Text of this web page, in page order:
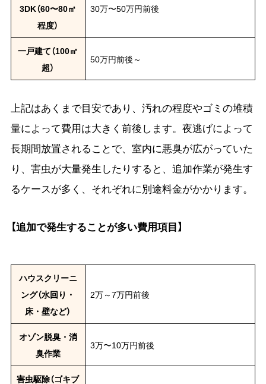
3DK（60〜80㎡
程度）
30万〜50万円前後
一戸建て（100㎡
超）
50万円前後～
上記はあくまで目安であり、汚れの程度やゴミの堆積
量によって費用は大きく前後します。夜逃げによって
長期間放置されることで、室内に悪臭が広がっていた
り、害虫が大量発生したりすると、追加作業が発生す
るケースが多く、それぞれに別途料金がかかります。
【追加で発生することが多い費用項目】
ハウスクリーニ
ング（水回り・
床・壁など）
2万～7万円前後
オゾン脱臭・消
臭作業
3万〜10万円前後
害虫駆除（ゴキブ